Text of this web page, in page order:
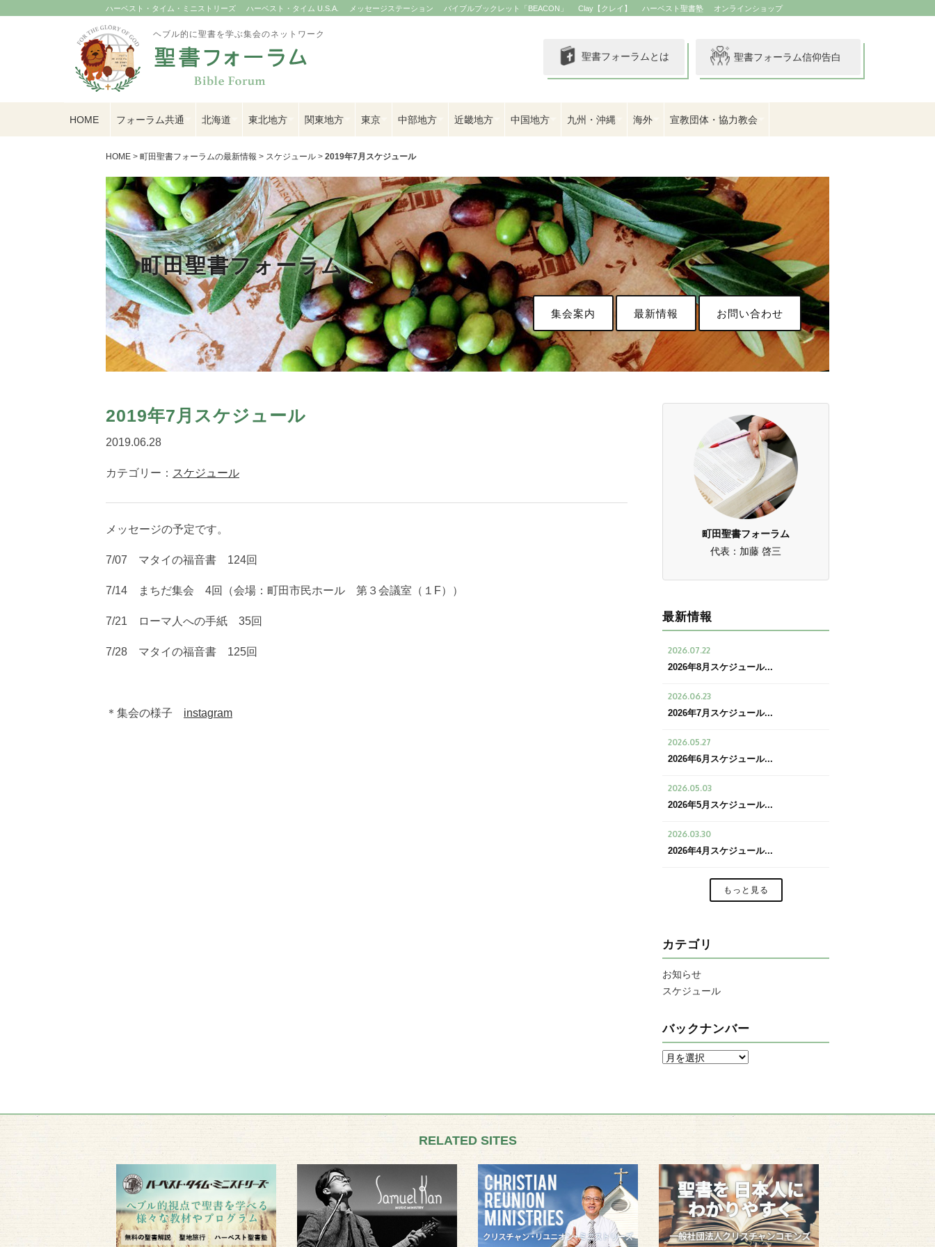
ハーベスト・タイム・ミニストリーズ ハーベスト・タイム U.S.A. メッセージステーション バイブルブックレット「BEACON」 Clay【クレイ】 ハーベスト聖書塾 オンラインショップ
ヘブル的に聖書を学ぶ集会のネットワーク
聖書フォーラム信仰告白
聖書フォーラムとは
HOME フォーラム共通 北海道 東北地方 関東地方 東京 中部地方 近畿地方 中国地方 九州・沖縄 海外 宣教団体・協力教会
HOME > 町田聖書フォーラムの最新情報 > スケジュール > 2019年7月スケジュール
町田聖書フォーラム
集会案内 最新情報 お問い合わせ
2019年7月スケジュール
2019.06.28
カテゴリー： スケジュール
メッセージの予定です。
7/07 マタイの福音書 124回
7/14 まちだ集会 4回（会場：町田市民ホール 第３会議室（１F））
7/21 ローマ人への手紙 35回
7/28 マタイの福音書 125回
＊集会の様子 instagram
町田聖書フォーラム
代表：加藤 啓三
最新情報
2026.07.22
2026年8月スケジュール...
2026.06.23
2026年7月スケジュール...
2026.05.27
2026年6月スケジュール...
2026.05.03
2026年5月スケジュール...
2026.03.30
2026年4月スケジュール...
もっと見る
カテゴリ
お知らせ
スケジュール
バックナンバー
RELATED SITES